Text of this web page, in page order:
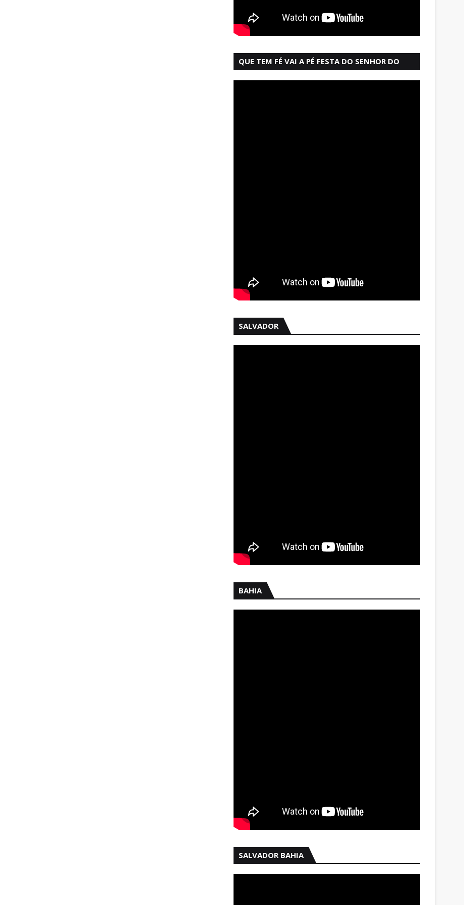
QUE TEM FÉ VAI A PÉ FESTA DO SENHOR DO
SALVADOR
BAHIA
SALVADOR BAHIA